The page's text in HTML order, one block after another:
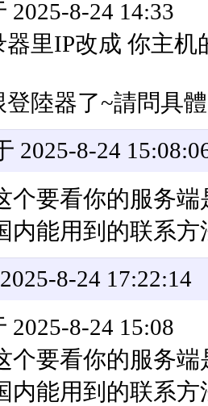
2025-8-24 14:33
里IP改成 你主机
陸器了~請問具
2025-8-24
个要看你的服务
内能用到的联系方
8-24 17:22:14
2025-8-24 15:08
个要看你的服务
内能用到的联系